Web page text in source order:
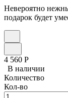
Невероятно
подарок будет
4 560 Р
В наличии
Количество
Кол-во